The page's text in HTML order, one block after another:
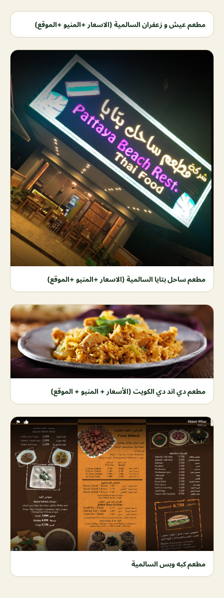
مطعم عيش و زعفران السالمية (الاسعار +المنيو +الموقع)
مطعم ساحل بتايا السالمية (الاسعار +المنيو +الموقع)
مطعم دي اند دي الكويت (الأسعار + المنيو + الموقع)
مطعم كبه وبس السالمية